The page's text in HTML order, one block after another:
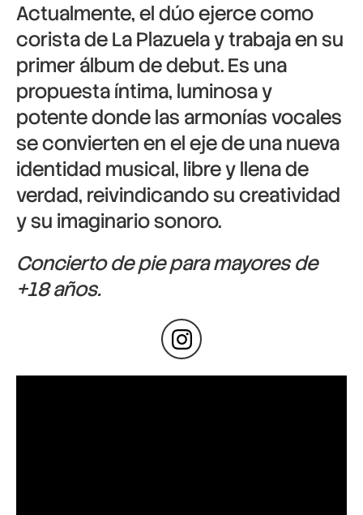
Actualmente, el dúo ejerce como
corista de La Plazuela y trabaja en su
primer álbum de debut. Es una
propuesta íntima, luminosa y
potente donde las armonías vocales
se convierten en el eje de una nueva
identidad musical, libre y llena de
verdad, reivindicando su creatividad
y su imaginario sonoro.
Concierto de pie para mayores de
+18 años.